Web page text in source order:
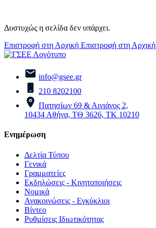
Δυστυχώς η σελίδα δεν υπάρχει.
Επιστροφή στη Αρχική Επιστροφή στη Αρχική
info@gsee.gr
210 8202100
Πατησίων 69 & Αινιάνος 2,
10434 Αθήνα, ΤΘ 3626, ΤΚ 10210
Ενημέρωση
Δελτία Τύπου
Γενικά
Γραμματείες
Εκδηλώσεις - Κινητοποιήσεις
Νομικά
Ανακοινώσεις - Εγκύκλιοι
Βίντεο
Ρυθμίσεις Ιδιωτικότητας